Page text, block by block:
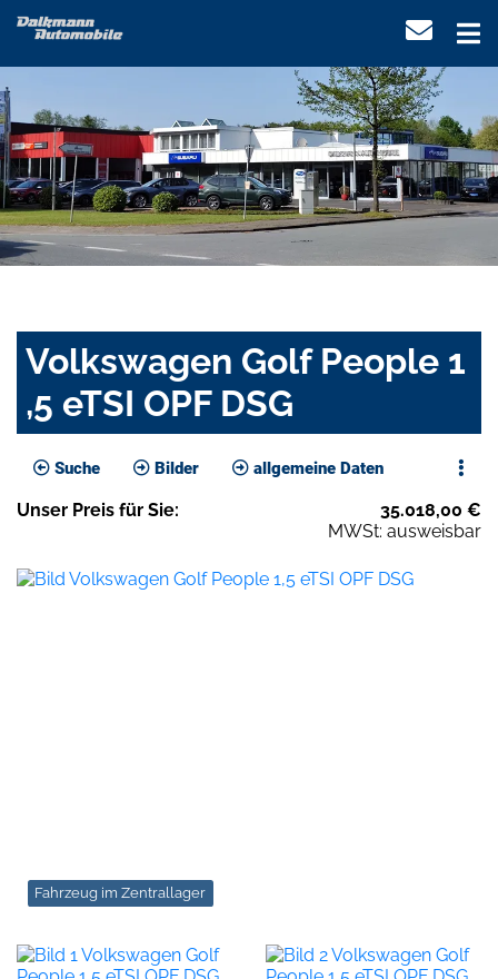
Volkswagen Golf People 1
,5 eTSI OPF DSG
Suche Bilder allgemeine Daten
Unser Preis für Sie: 35.018,00 €
MWSt: ausweisbar
Fahrzeug im Zentrallager